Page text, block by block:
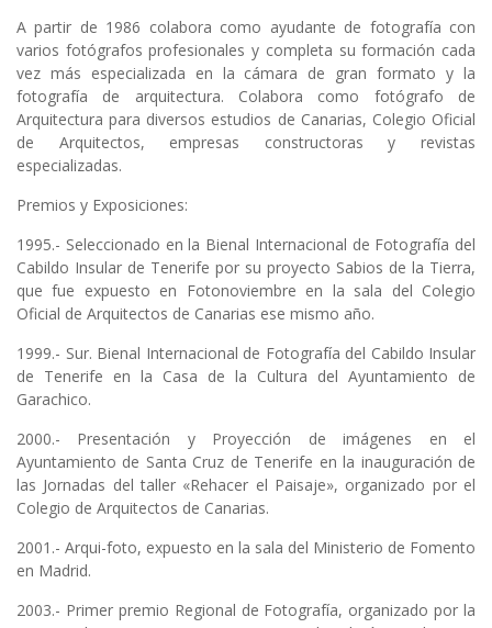
A partir de 1986 colabora como ayudante de fotografía con
varios fotógrafos profesionales y completa su formación cada
vez más especializada en la cámara de gran formato y la
fotografía de arquitectura. Colabora como fotógrafo de
Arquitectura para diversos estudios de Canarias, Colegio Oficial
de Arquitectos, empresas constructoras y revistas
especializadas.
Premios y Exposiciones:
1995.- Seleccionado en la Bienal Internacional de Fotografía del
Cabildo Insular de Tenerife por su proyecto Sabios de la Tierra,
que fue expuesto en Fotonoviembre en la sala del Colegio
Oficial de Arquitectos de Canarias ese mismo año.
1999.- Sur. Bienal Internacional de Fotografía del Cabildo Insular
de Tenerife en la Casa de la Cultura del Ayuntamiento de
Garachico.
2000.- Presentación y Proyección de imágenes en el
Ayuntamiento de Santa Cruz de Tenerife en la inauguración de
las Jornadas del taller «Rehacer el Paisaje», organizado por el
Colegio de Arquitectos de Canarias.
2001.- Arqui-foto, expuesto en la sala del Ministerio de Fomento
en Madrid.
2003.- Primer premio Regional de Fotografía, organizado por la